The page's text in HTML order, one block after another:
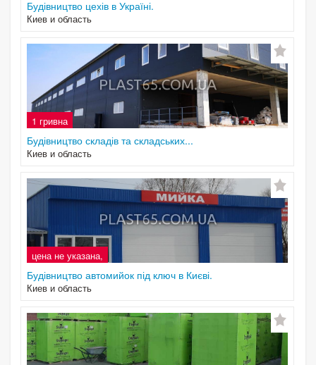
Будівництво цехів в Україні.
Киев и область
1 гривна
Будівництво складів та складських...
Киев и область
цена не указана,
Будівництво автомийок під ключ в Києві.
Киев и область